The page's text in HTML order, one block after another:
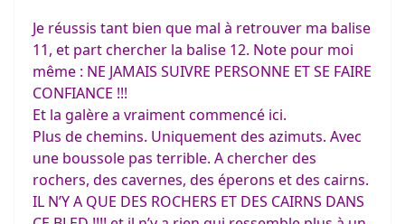
Je réussis tant bien que mal à retrouver ma balise
11, et part chercher la balise 12. Note pour moi
même : NE JAMAIS SUIVRE PERSONNE ET SE FAIRE
CONFIANCE !!!
Et la galère a vraiment commencé ici.
Plus de chemins. Uniquement des azimuts. Avec
une boussole pas terrible. A chercher des
rochers, des cavernes, des éperons et des cairns.
IL N’Y A QUE DES ROCHERS ET DES CAIRNS DANS